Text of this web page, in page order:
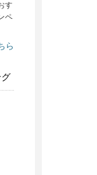
す
ペ
ら